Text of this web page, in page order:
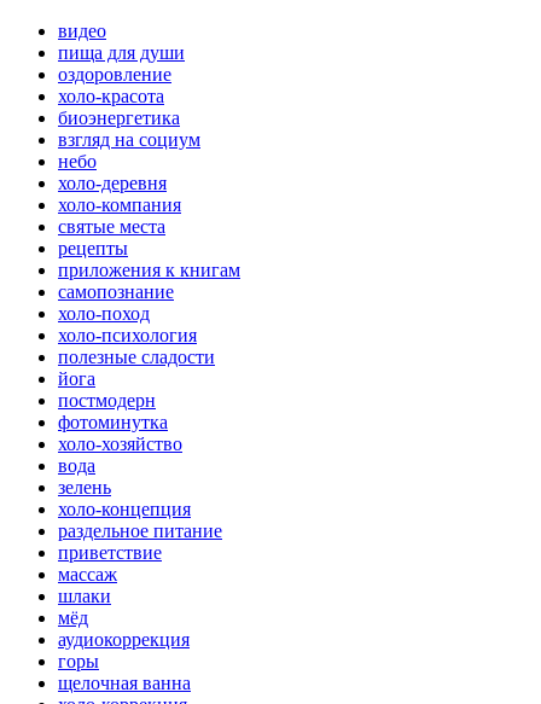
видео
пища для души
оздоровление
холо-красота
биоэнергетика
взгляд на социум
небо
холо-деревня
холо-компания
святые места
рецепты
приложения к книгам
самопознание
холо-поход
холо-психология
полезные сладости
йога
постмодерн
фотоминутка
холо-хозяйство
вода
зелень
холо-концепция
раздельное питание
приветствие
массаж
шлаки
мёд
аудиокоррекция
горы
щелочная ванна